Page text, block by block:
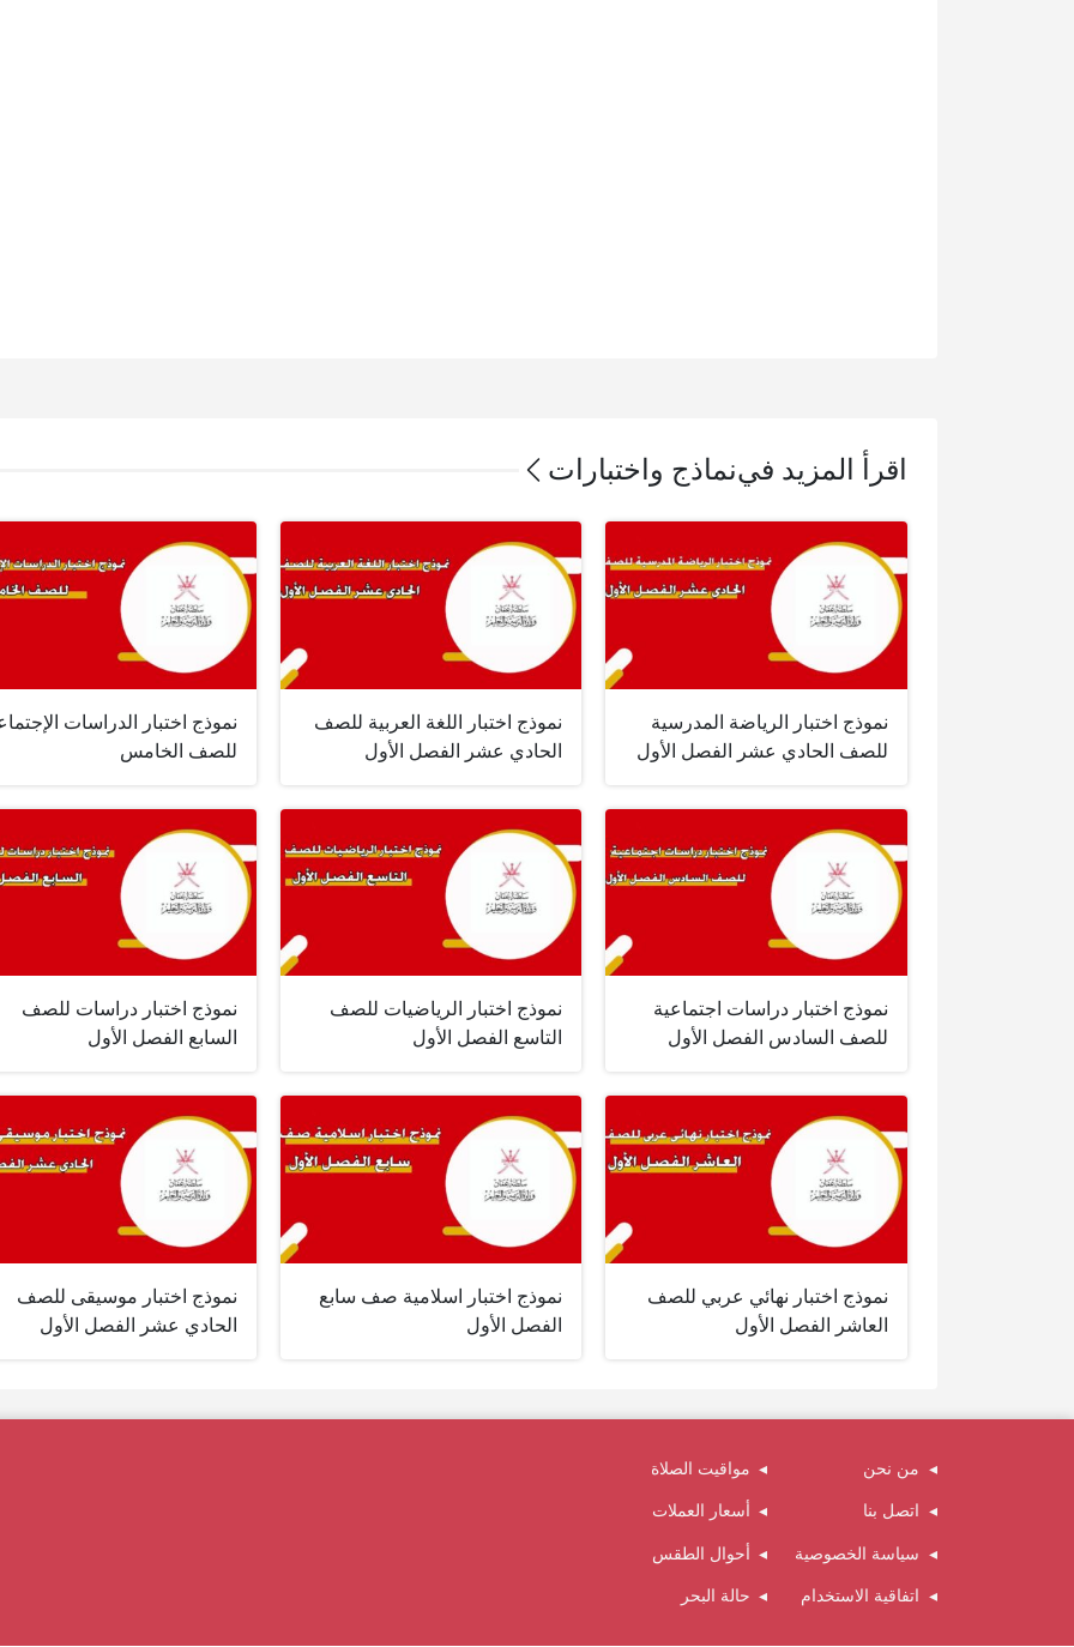
اقرأ المزيد فينماذج واختبارات
نموذج اختبار الرياضة المدرسية
للصف الحادي عشر الفصل الأول
نموذج اختبار اللغة العربية للصف
الحادي عشر الفصل الأول
نموذج اختبار الدراسات
للصف الخامس
نموذج اختبار دراسات اجتماعية
للصف السادس الفصل الأول
نموذج اختبار الرياضيات للصف
التاسع الفصل الأول
نموذج اختبار دراسات للصف
السابع الفصل الأول
نموذج اختبار نهائي عربي للصف
العاشر الفصل الأول
نموذج اختبار اسلامية صف سابع
الفصل الأول
نموذج اختبار موسيقى للصف
الحادي عشر الفصل الأول
من نحن
اتصل بنا
سياسة الخصوصية
اتفاقية الاستخدام
مواقيت الصلاة
أسعار العملات
أحوال الطقس
حالة البحر